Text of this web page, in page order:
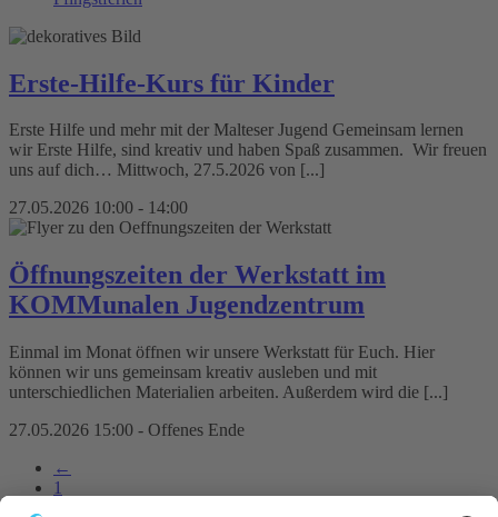
Erste-Hilfe-Kurs für Kinder
Erste Hilfe und mehr mit der Malteser Jugend Gemeinsam lernen
wir Erste Hilfe, sind kreativ und haben Spaß zusammen. Wir freuen
uns auf dich… Mittwoch, 27.5.2026 von [...]
27.05.2026 10:00 - 14:00
Öffnungszeiten der Werkstatt im
KOMMunalen Jugendzentrum
Einmal im Monat öffnen wir unsere Werkstatt für Euch. Hier
können wir uns gemeinsam kreativ ausleben und mit
unterschiedlichen Materialien arbeiten. Außerdem wird die [...]
27.05.2026 15:00 - Offenes Ende
←
1